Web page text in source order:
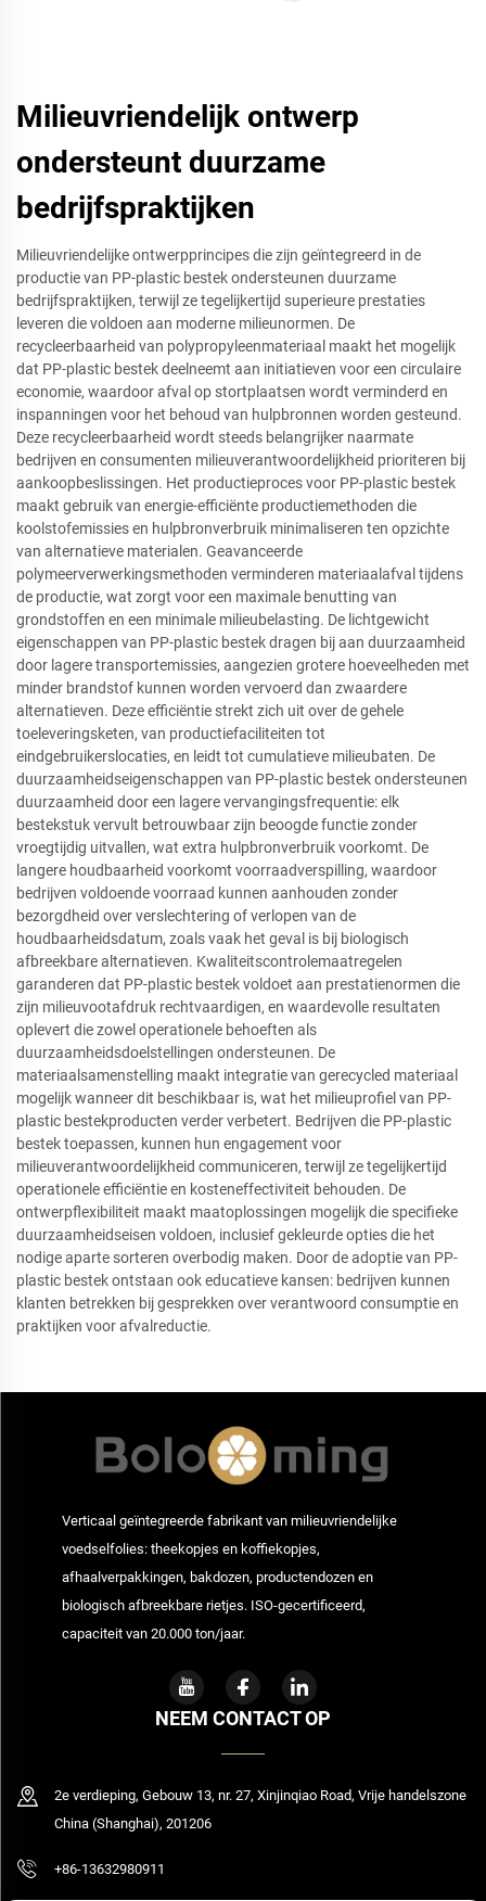
Milieuvriendelijk ontwerp
ondersteunt duurzame
bedrijfspraktijken
Milieuvriendelijke ontwerpprincipes die zijn geïntegreerd in de
productie van PP-plastic bestek ondersteunen duurzame
bedrijfspraktijken, terwijl ze tegelijkertijd superieure prestaties
leveren die voldoen aan moderne milieunormen. De
recycleerbaarheid van polypropyleenmateriaal maakt het mogelijk
dat PP-plastic bestek deelneemt aan initiatieven voor een circulaire
economie, waardoor afval op stortplaatsen wordt verminderd en
inspanningen voor het behoud van hulpbronnen worden gesteund.
Deze recycleerbaarheid wordt steeds belangrijker naarmate
bedrijven en consumenten milieuverantwoordelijkheid prioriteren bij
aankoopbeslissingen. Het productieproces voor PP-plastic bestek
maakt gebruik van energie-efficiënte productiemethoden die
koolstofemissies en hulpbronverbruik minimaliseren ten opzichte
van alternatieve materialen. Geavanceerde
polymeerverwerkingsmethoden verminderen materiaalafval tijdens
de productie, wat zorgt voor een maximale benutting van
grondstoffen en een minimale milieubelasting. De lichtgewicht
eigenschappen van PP-plastic bestek dragen bij aan duurzaamheid
door lagere transportemissies, aangezien grotere hoeveelheden met
minder brandstof kunnen worden vervoerd dan zwaardere
alternatieven. Deze efficiëntie strekt zich uit over de gehele
toeleveringsketen, van productiefaciliteiten tot
eindgebruikerslocaties, en leidt tot cumulatieve milieubaten. De
duurzaamheidseigenschappen van PP-plastic bestek ondersteunen
duurzaamheid door een lagere vervangingsfrequentie: elk
bestekstuk vervult betrouwbaar zijn beoogde functie zonder
vroegtijdig uitvallen, wat extra hulpbronverbruik voorkomt. De
langere houdbaarheid voorkomt voorraadverspilling, waardoor
bedrijven voldoende voorraad kunnen aanhouden zonder
bezorgdheid over verslechtering of verlopen van de
houdbaarheidsdatum, zoals vaak het geval is bij biologisch
afbreekbare alternatieven. Kwaliteitscontrolemaatregelen
garanderen dat PP-plastic bestek voldoet aan prestatienormen die
zijn milieuvootafdruk rechtvaardigen, en waardevolle resultaten
oplevert die zowel operationele behoeften als
duurzaamheidsdoelstellingen ondersteunen. De
materiaalsamenstelling maakt integratie van gerecycled materiaal
mogelijk wanneer dit beschikbaar is, wat het milieuprofiel van PP-
plastic bestekproducten verder verbetert. Bedrijven die PP-plastic
bestek toepassen, kunnen hun engagement voor
milieuverantwoordelijkheid communiceren, terwijl ze tegelijkertijd
operationele efficiëntie en kosteneffectiviteit behouden. De
ontwerpflexibiliteit maakt maatoplossingen mogelijk die specifieke
duurzaamheidseisen voldoen, inclusief gekleurde opties die het
nodige aparte sorteren overbodig maken. Door de adoptie van PP-
plastic bestek ontstaan ook educatieve kansen: bedrijven kunnen
klanten betrekken bij gesprekken over verantwoord consumptie en
praktijken voor afvalreductie.
Verticaal geïntegreerde fabrikant van milieuvriendelijke
voedselfolies: theekopjes en koffiekopjes,
afhaalverpakkingen, bakdozen, productendozen en
biologisch afbreekbare rietjes. ISO-gecertificeerd,
capaciteit van 20.000 ton/jaar.
NEEM CONTACT OP
2e verdieping, Gebouw 13, nr. 27, Xinjinqiao Road, Vrije handelszone
China (Shanghai), 201206
+86-13632980911